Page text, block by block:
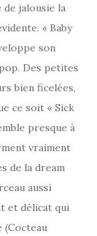
jalousie la
« Baby
son
Des petites
bien ficelées,
ce soit « Sick
presque à
vraiment
de la dream
aussi
et délicat qui
(Cocteau